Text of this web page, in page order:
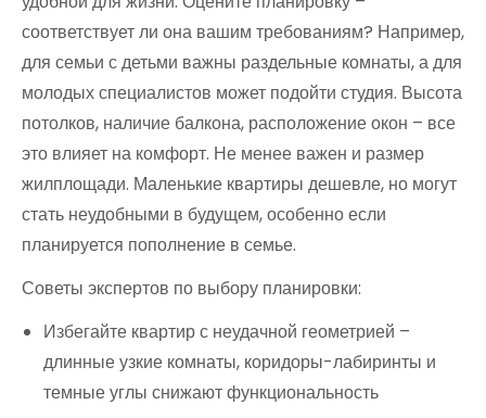
соответствует ли она вашим требованиям? Например,
для семьи с детьми важны раздельные комнаты, а для
молодых специалистов может подойти студия. Высота
потолков, наличие балкона, расположение окон – все
это влияет на комфорт. Не менее важен и размер
жилплощади. Маленькие квартиры дешевле, но могут
стать неудобными в будущем, особенно если
планируется пополнение в семье.
Советы экспертов по выбору планировки:
Избегайте квартир с неудачной геометрией –
длинные узкие комнаты, коридоры-лабиринты и
темные углы снижают функциональность